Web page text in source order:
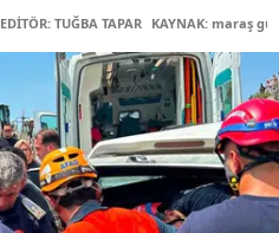
EDİTÖR: TUĞBA TAPAR KAYNAK: maraş